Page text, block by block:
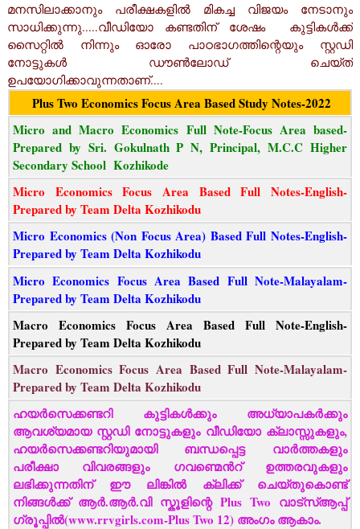
മനസിലാക്കാനും പരീക്ഷകളിൽ മികച്ച വിജയം നേടാനും
സാധിക്കുന്നു.....വീഡിയോ കണ്ടതിന് ശേഷം കുട്ടികൾക്ക്
സൈറ്റിൽ നിന്നും ഓരോ പാഠഭാഗത്തിന്റെയും സ്റ്റഡി
നോട്ടുകൾ ഡൗൺലോഡ് ചെയ്ത്
ഉപയോഗിക്കാവുന്നതാണ്....
Plus Two Economics Focus Area Based Study Notes-2022
Micro and Macro Economics Full Note-Focus Area based-
Prepared by Sri. Gokulnath P N, Principal, M.C.C Higher
Secondary School Kozhikode
Micro Economics Focus Area Based Full Notes-English-
Prepared by Team Delta Kozhikodu
Micro Economics (Non Focus Area) Based Full Notes-English-
Prepared by Team Delta Kozhikodu
Micro Economics Focus Area Based Full Note-Malayalam-
Prepared by Team Delta Kozhikodu
Macro Economics Focus Area Based Full Note-English-
Prepared by Team Delta Kozhikodu
Macro Economics Focus Area Based Full Note-Malayalam-
Prepared by Team Delta Kozhikodu
ഹയർസെക്കണ്ടറി കുട്ടികൾക്കും അധ്യാപകർക്കും
ആവശ്യമായ സ്റ്റഡി നോട്ടുകളും വീഡിയോ ക്ലാസ്സുകളും,
ഹയർസെക്കണ്ടറിയുമായി ബന്ധപ്പെട്ട വാർത്തകളും
പരീക്ഷാ വിവരങ്ങളും ഗവണ്മെൻറ് ഉത്തരവുകളും
ലഭിക്കുന്നതിന് ഈ ലിങ്കിൽ ക്ലിക്ക് ചെയ്തുകൊണ്ട്
നിങ്ങൾക്ക് ആർ.ആർ.വി സ്കൂളിന്റെ Plus Two വാട്‌സ്ആപ്പ്
ഗ്രൂപ്പിൽ(www.rrvgirls.com-Plus Two 12) അംഗം ആകാം.